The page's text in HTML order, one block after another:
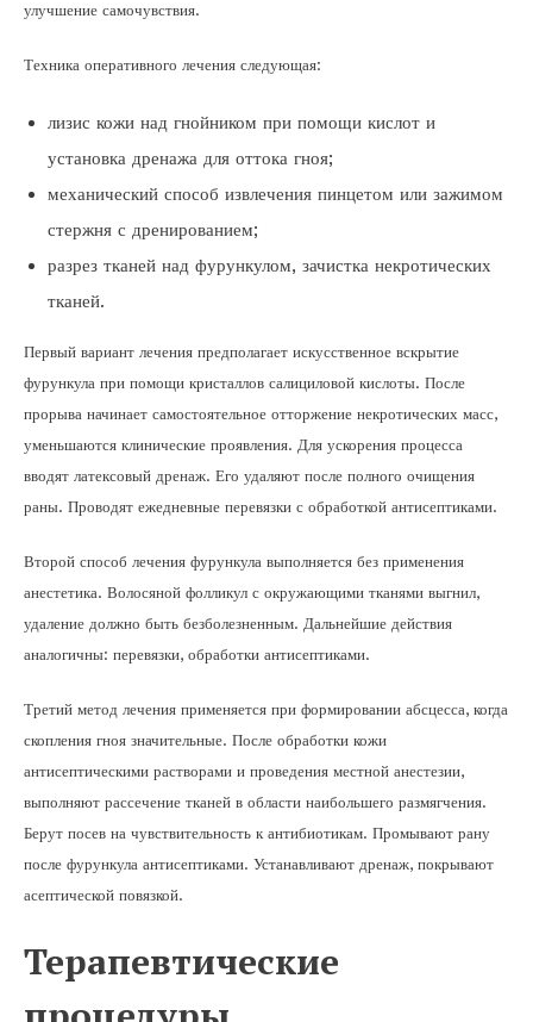
улучшение самочувствия.
Техника оперативного лечения следующая:
лизис кожи над гнойником при помощи кислот и
установка дренажа для оттока гноя;
механический способ извлечения пинцетом или зажимом
стержня с дренированием;
разрез тканей над фурункулом, зачистка некротических
тканей.
Первый вариант лечения предполагает искусственное вскрытие
фурункула при помощи кристаллов салициловой кислоты. После
прорыва начинает самостоятельное отторжение некротических масс,
уменьшаются клинические проявления. Для ускорения процесса
вводят латексовый дренаж. Его удаляют после полного очищения
раны. Проводят ежедневные перевязки с обработкой антисептиками.
Второй способ лечения фурункула выполняется без применения
анестетика. Волосяной фолликул с окружающими тканями выгнил,
удаление должно быть безболезненным. Дальнейшие действия
аналогичны: перевязки, обработки антисептиками.
Третий метод лечения применяется при формировании абсцесса, когда
скопления гноя значительные. После обработки кожи
антисептическими растворами и проведения местной анестезии,
выполняют рассечение тканей в области наибольшего размягчения.
Берут посев на чувствительность к антибиотикам. Промывают рану
после фурункула антисептиками. Устанавливают дренаж, покрывают
асептической повязкой.
Терапевтические